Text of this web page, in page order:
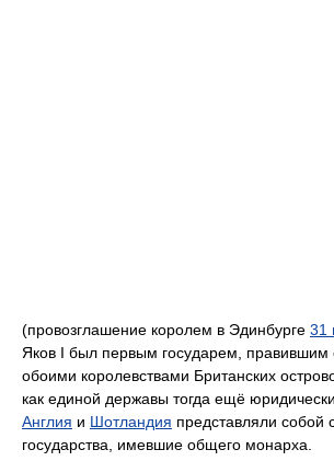
(провозглашение королем в Эдинбурге 31
Яков I был первым государем, правившим
обоими королевствами Британских
как единой державы тогда ещё
Англия и Шотландия представляли собой
государства, имевшие общего монарха.